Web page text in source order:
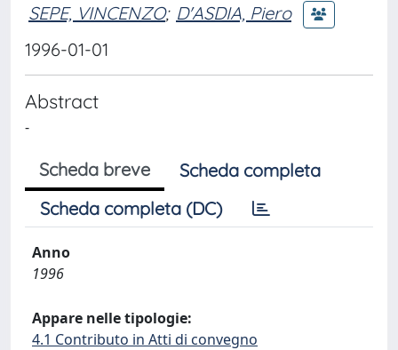
SEPE, VINCENZO; D'ASDIA, Piero
1996-01-01
Abstract
-
Scheda breve
Scheda completa
Scheda completa (DC)
Anno
1996
Appare nelle tipologie:
4.1 Contributo in Atti di convegno